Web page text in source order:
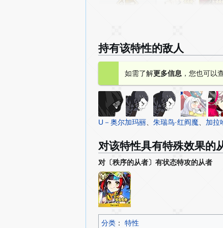
Lancer
Rider
持有该特性的敌人
如需了解更多信息 ，您也可以
U－奥尔加玛丽、 朱瑞鸟·红阎魔、 加拉
对该特性具有特殊效果的
对〔秩序的从者〕有状态特攻的从者
分类 ：​ 特性